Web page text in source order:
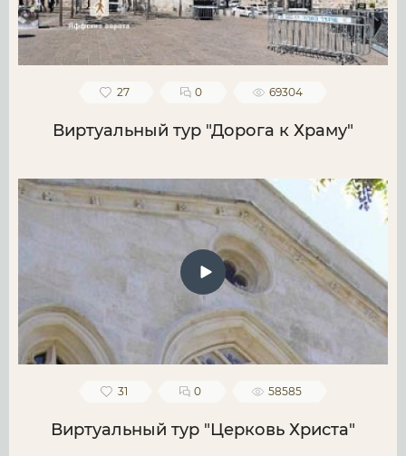
27 0 69304
Виртуальный тур "Дорога к Храму"
31 0 58585
Виртуальный тур "Церковь Христа"